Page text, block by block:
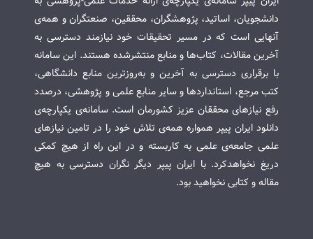
دانشجویان، اساتید، پژوهشگران، محققین، صنعتگران و همه‌ی
آنهایی است که در مسیر تحقیقات خود نیازمند دسترسی به
آخرین مقالات، کتاب‌ها و منابع منتشرشده هستند. این سامانه
با برقراری دسترسی به آخرین و به‌روزترین منابع دانشگاهی،
کتب مرجع، استانداردها و سایر منابع علمی و پژوهشی، درصدد
رفع نیازهای محققان عزیز کشورمان است. سامانه‌ی یکپارچه‌ی
دانلود ایران پیپر همواره همه‌ی تلاش خود را در تامین نیازهای
علمی جامعه‌ی علمی به کاربسته و در این راه از هیچ کمکی
دریغ نخواهدکرد. با ایران پیپر دیگر نگران دسترسی به هیچ
مقاله و کتابی نخواهید بود.